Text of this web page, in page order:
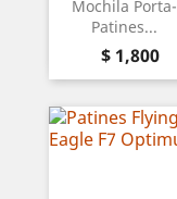
Mochila Porta-
Patines...
Precio
$ 1,800